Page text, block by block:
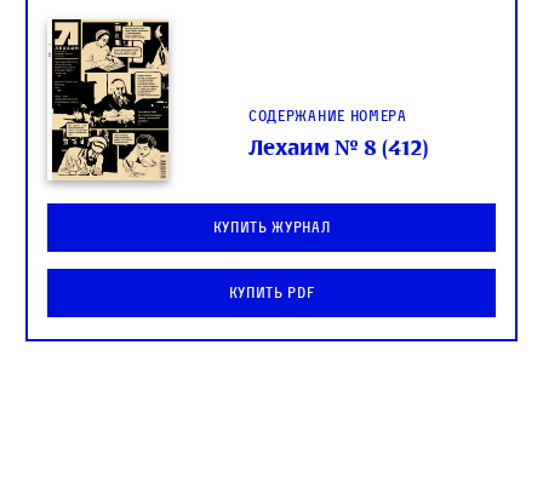
Содержание номера
Лехаим № 8 (412)
Купить журнал
Купить PDF